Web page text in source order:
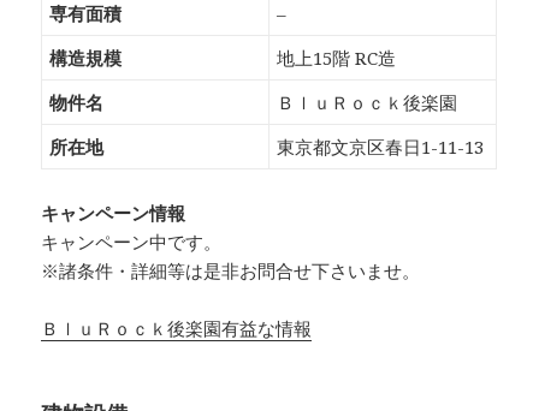
専有面積
–
構造規模
地上15階 RC造
物件名
ＢｌｕＲｏｃｋ後楽園
所在地
東京都文京区春日1-11-13
キャンペーン情報
キャンペーン中です。
※諸条件・詳細等は是非お問合せ下さいませ。
ＢｌｕＲｏｃｋ後楽園有益な情報